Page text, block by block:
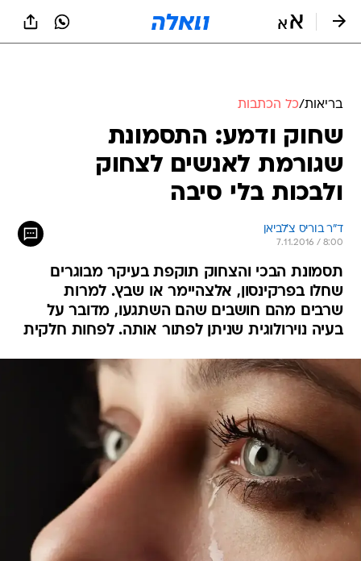
בריאות/כל הכתבות
שחוק ודמע: התסמונת
שגורמת לאנשים לצחוק
ולבכות בלי סיבה
ד"ר בוריס צ'לביאן
7.11.2016 / 8:00
תסמונת הבכי והצחוק תוקפת בעיקר מבוגרים
שחלו בפרקינסון, אלצהיימר או שבץ. למרות
שרבים מהם חושבים שהם השתגעו, מדובר על
בעיה נוירולוגית שניתן לפתור אותה. לפחות חלקית